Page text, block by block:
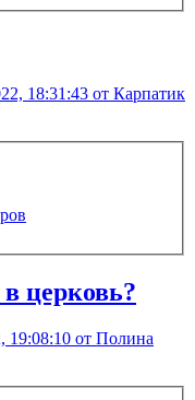
18:31:43 от Карпатик
церковь?
19:08:10 от Полина